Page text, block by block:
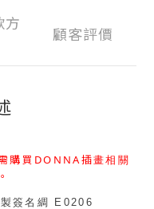
方
顧客評價
購買 DONNA插畫相關
。
簽名綢 E0206